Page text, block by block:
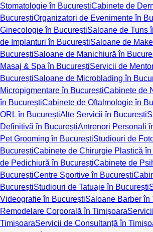
Stomatologie în BucureștiCabinete de
BucureștiOrganizatori de Evenimente în
Ginecologie în BucureștiSaloane de Tuns
de Implanturi în BucureștiSaloane de
BucureștiSaloane de Manichiură în
Masaj & Spa în BucureștiServicii de
BucureștiSaloane de Microblading în
Micropigmentare în BucureștiCabinete de
în BucureștiCabinete de Oftalmologie în
ORL în BucureștiAlte Servicii în București
Definitivă în BucureștiAntrenori Personali
Pet Grooming în BucureștiStudiouri de
BucureștiCabinete de Chirurgie Plastică în
de Pedichiură în BucureștiCabinete de
BucureștiCentre Sportive în București
BucureștiStudiouri de Tatuaje în București
Videografie în BucureștiSaloane Barber în
Remodelare Corporală în Timișoara
TimișoaraServicii de Consultanță în